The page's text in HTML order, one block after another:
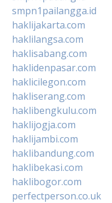
smpn1pailangga.id
haklijakarta.com
haklilangsa.com
haklisabang.com
haklidenpasar.com
haklicilegon.com
hakliserang.com
haklibengkulu.com
haklijogja.com
haklijambi.com
haklibandung.com
haklibekasi.com
haklibogor.com
perfectperson.co.uk